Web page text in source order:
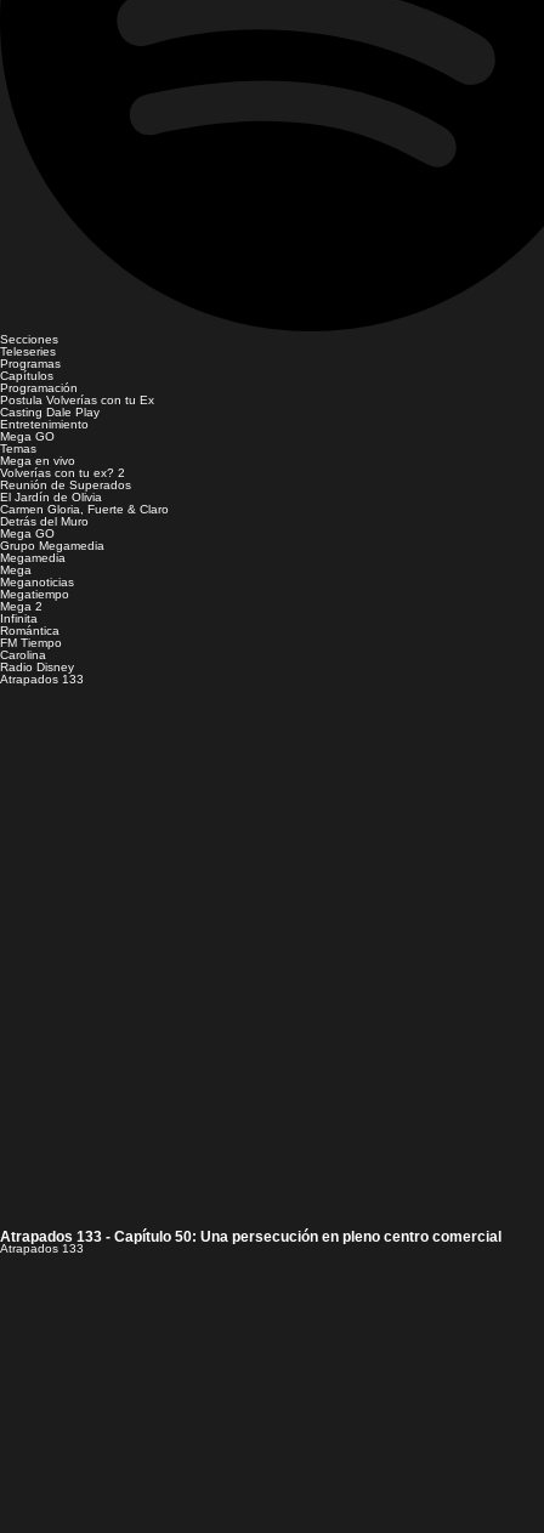
Secciones
Teleseries
Programas
Capítulos
Programación
Postula Volverías con tu Ex
Casting Dale Play
Entretenimiento
Mega GO
Temas
Mega en vivo
Volverías con tu ex? 2
Reunión de Superados
El Jardín de Olivia
Carmen Gloria, Fuerte & Claro
Detrás del Muro
Mega GO
Grupo Megamedia
Megamedia
Mega
Meganoticias
Megatiempo
Mega 2
Infinita
Romántica
FM Tiempo
Carolina
Radio Disney
Atrapados 133
Atrapados 133 - Capítulo 50: Una persecución en pleno centro comercial
Atrapados 133